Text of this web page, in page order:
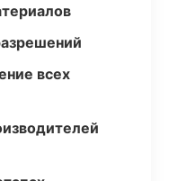
всех